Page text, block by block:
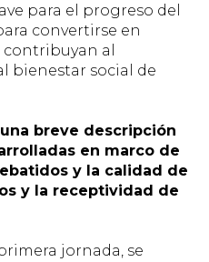
para el progreso del
convertirse en
al
bienestar social de
breve descripción
en marco de
y la calidad de
y la receptividad de
jornada, se